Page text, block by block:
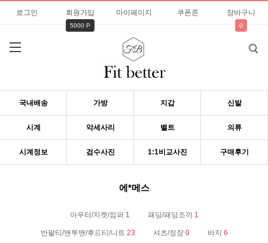
로그인 회원가입
5000 P
마이페이지 쿠폰존 장바구니
0
국내배송 가방 지갑 신발
시계 악세사리 벨트 의류
시계정보 검수사진 1:1비교사진 구매후기
에*메스
아우터/자켓/점퍼 1 패딩/패딩조끼 1
반팔티/맨투맨/후드티/니트 23 셔츠/정장 0 바지 6